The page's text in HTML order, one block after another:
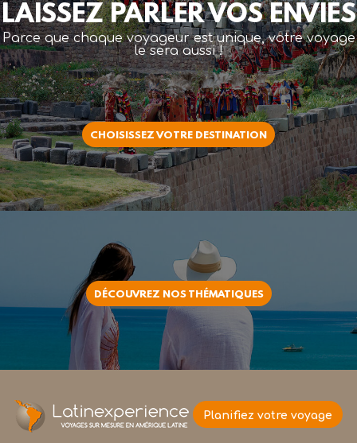
LAISSEZ PARLER VOS ENVIES
Parce que chaque voyageur est unique, votre voyage
le sera aussi !
CHOISISSEZ VOTRE DESTINATION
DÉCOUVREZ NOS THÉMATIQUES
Planifiez votre voyage